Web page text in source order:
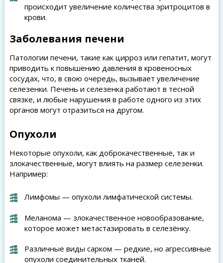
происходит увеличение количества эритроцитов в
крови.
Заболевания печени
Патологии печени, такие как цирроз или гепатит, могут
приводить к повышению давления в кровеносных
сосудах, что, в свою очередь, вызывает увеличение
селезенки. Печень и селезенка работают в тесной
связке, и любые нарушения в работе одного из этих
органов могут отразиться на другом.
Опухоли
Некоторые опухоли, как доброкачественные, так и
злокачественные, могут влиять на размер селезенки.
Например:
Лимфомы — опухоли лимфатической системы.
Меланома — злокачественное новообразование,
которое может метастазировать в селезёнку.
Различные виды сарком — редкие, но агрессивные
опухоли соединительных тканей.